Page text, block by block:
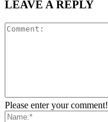
LEAVE A REPLY
Please enter your comment!